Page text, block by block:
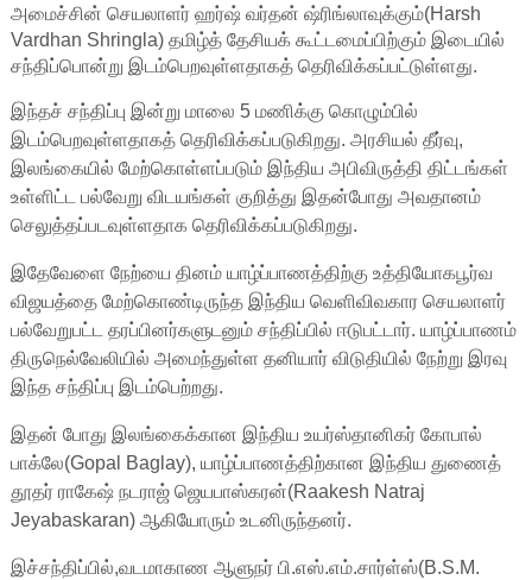
அமைச்சின் செயலாளர் ஹர்ஷ் வர்தன் ஷ்ரிங்லாவுக்கும்(Harsh
Vardhan Shringla) தமிழ்த் தேசியக் கூட்டமைப்பிற்கும் இடையில்
சந்திப்பொன்று இடம்பெறவுள்ளதாகத் தெரிவிக்கப்பட்டுள்ளது.
இந்தச் சந்திப்பு இன்று மாலை 5 மணிக்கு கொழும்பில்
இடம்பெறவுள்ளதாகத் தெரிவிக்கப்படுகிறது. அரசியல் தீர்வு,
இலங்கையில் மேற்கொள்ளப்படும் இந்திய அபிவிருத்தி திட்டங்கள்
உள்ளிட்ட பல்வேறு விடயங்கள் குறித்து இதன்போது அவதானம்
செலுத்தப்படவுள்ளதாக தெரிவிக்கப்படுகிறது.
இதேவேளை நேற்யை தினம் யாழ்ப்பாணத்திற்கு உத்தியோகபூர்வ
விஜயத்தை மேற்கொண்டிருந்த இந்திய வெளிவிவகார செயலாளர்
பல்வேறுபட்ட தரப்பினர்களுடனும் சந்திப்பில் ஈடுபட்டார். யாழ்ப்பாணம்
திருநெல்வேலியில் அமைந்துள்ள தனியார் விடுதியில் நேற்று இரவு
இந்த சந்திப்பு இடம்பெற்றது.
இதன் போது இலங்கைக்கான இந்திய உயர்ஸ்தானிகர் கோபால்
பாக்லே(Gopal Baglay), யாழ்ப்பாணத்திற்கான இந்திய துணைத்
தூதர் ராகேஷ் நடராஜ் ஜெயபாஸ்கரன்(Raakesh Natraj
Jeyabaskaran) ஆகியோரும் உடனிருந்தனர்.
இச்சந்திப்பில்,வடமாகாண ஆளுநர் பி.எஸ்.எம்.சார்ள்ஸ்(B.S.M.